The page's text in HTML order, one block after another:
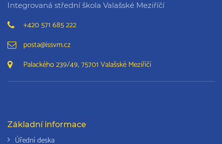
Integrovaná střední škola Valašské Meziříčí
+420 571 685 222
posta@issvm.cz
Palackého 239/49, 75701 Valašské Meziříčí
Základní informace
Úřední deska